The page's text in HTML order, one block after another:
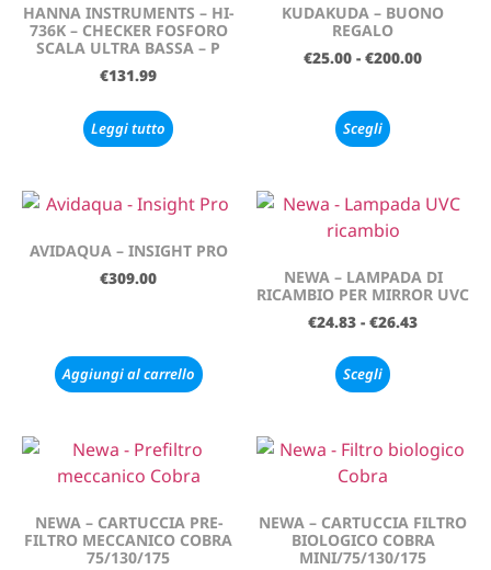
HANNA INSTRUMENTS – HI-
736K – CHECKER FOSFORO
SCALA ULTRA BASSA – P
€131.99
Leggi tutto
KUDAKUDA – BUONO
REGALO
€25.00 - €200.00
Scegli
AVIDAQUA – INSIGHT PRO
€309.00
Aggiungi al carrello
NEWA – LAMPADA DI
RICAMBIO PER MIRROR UVC
€24.83 - €26.43
Scegli
NEWA – CARTUCCIA PRE-
FILTRO MECCANICO COBRA
75/130/175
NEWA – CARTUCCIA FILTRO
BIOLOGICO COBRA
MINI/75/130/175